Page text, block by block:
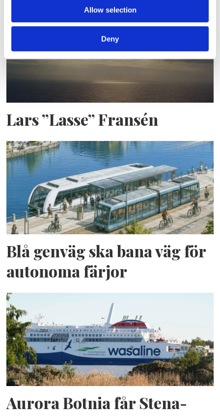
Allow selection
Deny
Lars ”Lasse” Fransén
Blå genväg ska bana väg för
autonoma färjor
Aurora Botnia får Stena-